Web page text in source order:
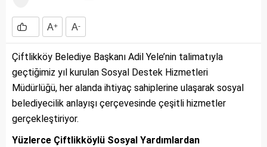
A+ A-
Çiftlikköy Belediye Başkanı Adil Yele’nin talimatıyla
geçtiğimiz yıl kurulan Sosyal Destek Hizmetleri
Müdürlüğü, her alanda ihtiyaç sahiplerine ulaşarak sosyal
belediyecilik anlayışı çerçevesinde çeşitli hizmetler
gerçekleştiriyor.
Yüzlerce Çiftlikköylü Sosyal Yardımlardan